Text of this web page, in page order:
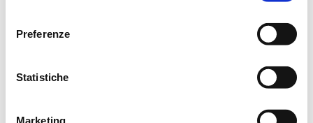
sull’accesso ad altri siti. L’utilizzo è possibile solo su tuo
consenso.
Al presente
puoi trovare l’informativa completa e le
modalità per effettuare la selezione di dettaglio dei cookie
Preferenze
Statistiche
Marketing